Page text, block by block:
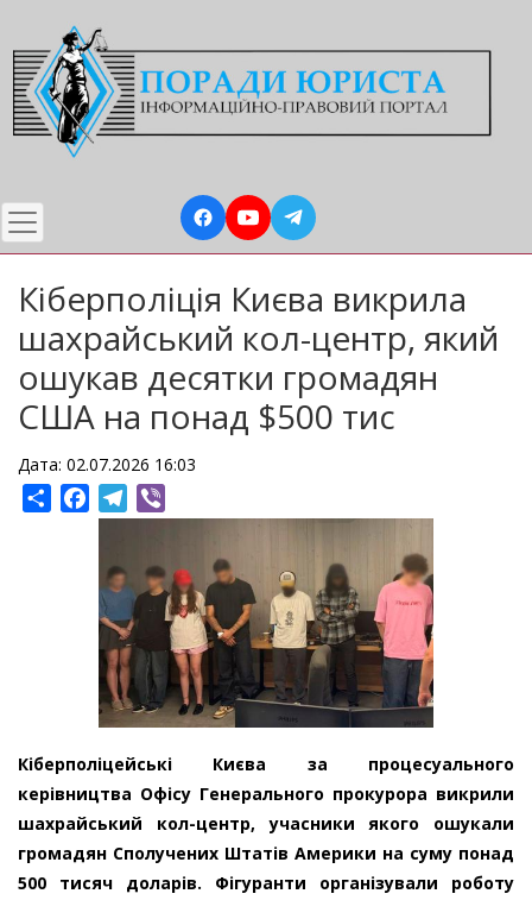
до
основного
вмісту
Кіберполіція Києва викрила
шахрайський кол-центр, який
ошукав десятки громадян
США на понад $500 тис
Дата: 02.07.2026 16:03
ShareFacebookTelegram
Кіберполіцейські Києва за процесуального
керівництва Офісу Генерального прокурора викрили
шахрайський кол-центр, учасники якого ошукали
громадян Сполучених Штатів Америки на суму понад
500 тисяч доларів. Фігуранти організували роботу